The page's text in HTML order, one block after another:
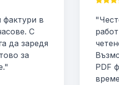
в
С
да заредя
за
PDF